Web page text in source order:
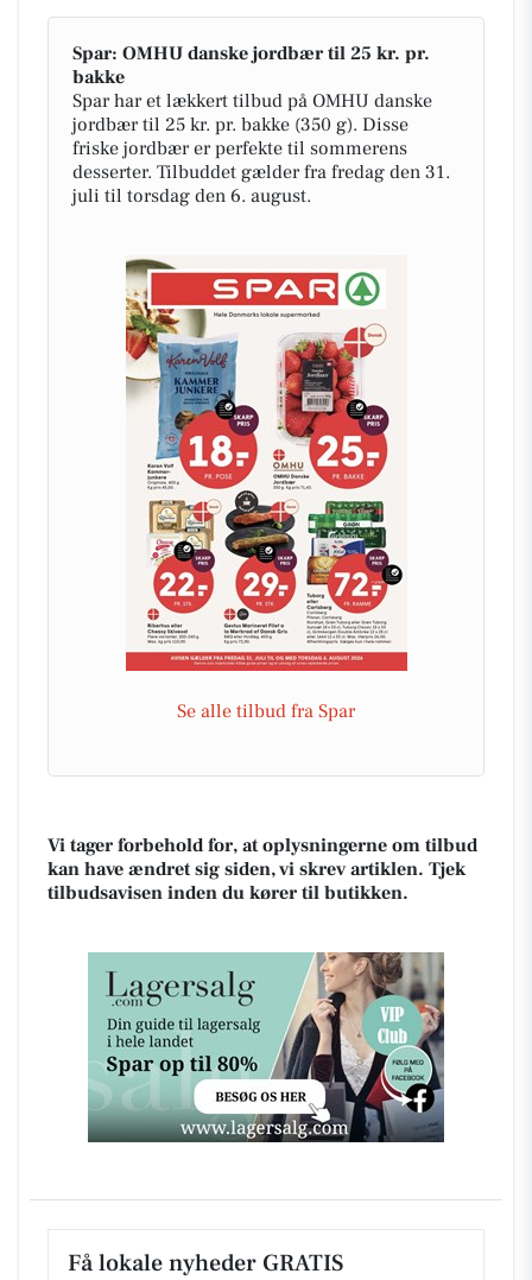
Spar: OMHU danske jordbær til 25 kr. pr.
bakke
Spar har et lækkert tilbud på OMHU danske
jordbær til 25 kr. pr. bakke (350 g). Disse
friske jordbær er perfekte til sommerens
desserter. Tilbuddet gælder fra fredag den 31.
juli til torsdag den 6. august.
Se alle tilbud fra Spar
Vi tager forbehold for, at oplysningerne om tilbud
kan have ændret sig siden, vi skrev artiklen. Tjek
tilbudsavisen inden du kører til butikken.
Få lokale nyheder GRATIS